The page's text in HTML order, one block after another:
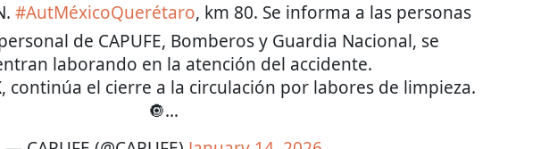
#AutMéxicoQuerétaro, km 80. Se informa a las personas
de CAPUFE, Bomberos y Guardia Nacional, se
laborando en la atención del accidente.
continúa el cierre a la circulación por labores de limpieza.
🔘…